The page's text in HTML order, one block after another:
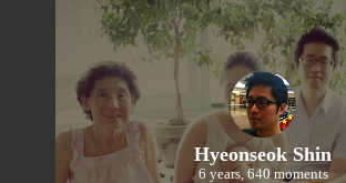
Hyeonseok Shin
6 years, 640 moments